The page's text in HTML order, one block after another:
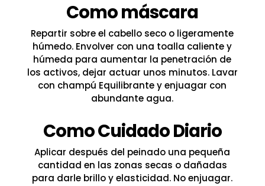
Como máscara
Repartir sobre el cabello seco o ligeramente
húmedo. Envolver con una toalla caliente y
húmeda para aumentar la penetración de
los activos, dejar actuar unos minutos. Lavar
con champú Equilibrante y enjuagar con
abundante agua.
Como Cuidado Diario
Aplicar después del peinado una pequeña
cantidad en las zonas secas o dañadas
para darle brillo y elasticidad. No enjuagar.